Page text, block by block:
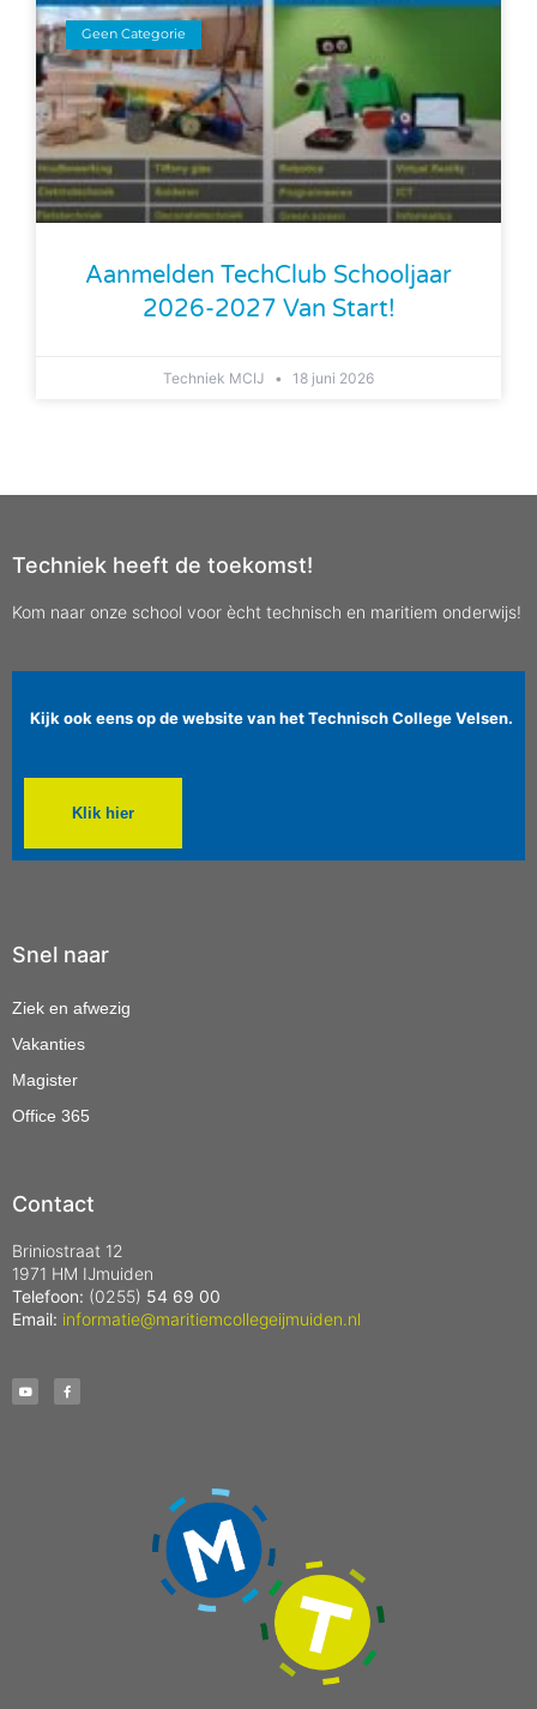
Geen Categorie
Aanmelden TechClub Schooljaar
2026-2027 Van Start!
Techniek MCIJ 18 juni 2026
Techniek heeft de toekomst!
Kom naar onze school voor ècht technisch en maritiem onderwijs!
Kijk ook eens op de website van het Technisch College Velsen.
Klik hier
Snel naar
Ziek en afwezig
Vakanties
Magister
Office 365
Contact
Briniostraat 12
1971 HM IJmuiden
Telefoon: (0255) 54 69 00
Email: informatie@maritiemcollegeijmuiden.nl